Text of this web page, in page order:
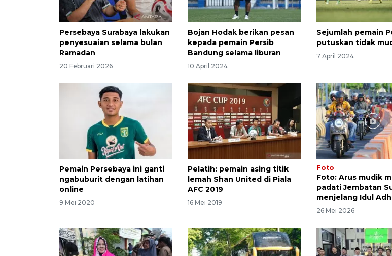
Persebaya Surabaya lakukan
penyesuaian selama bulan
Ramadan
20 Februari 2026
Bojan Hodak berikan pesan
kepada pemain Persib
Bandung selama liburan
10 April 2024
Sejumlah pemain
putuskan tidak
7 April 2024
Pemain Persebaya ini ganti
ngabuburit dengan latihan
online
9 Mei 2020
Pelatih: pemain asing titik
lemah Shan United di Piala
AFC 2019
16 Mei 2019
Foto
Foto: Arus mudik
padati Jembatan
menjelang Idul
26 Mei 2026